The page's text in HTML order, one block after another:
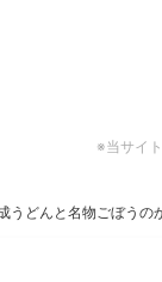
※当サイ
どんと名物ごぼうの